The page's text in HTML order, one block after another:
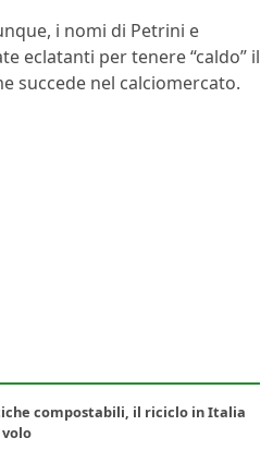
i nomi di Petrini e
eclatanti per tenere “caldo” il
succede nel calciomercato.
compostabili, il riciclo in Italia